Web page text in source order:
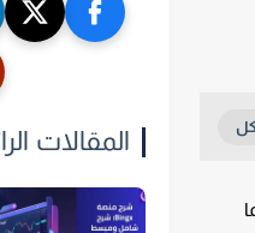
المقالات